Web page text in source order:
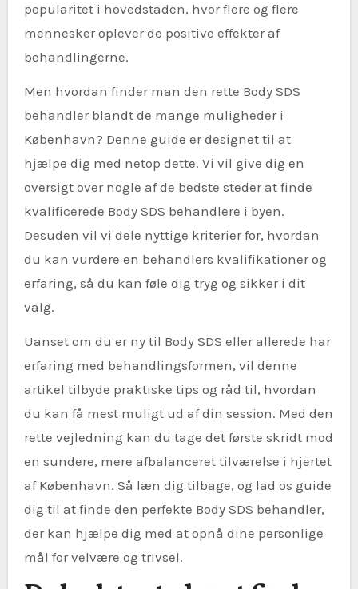
popularitet i hovedstaden, hvor flere og flere
mennesker oplever de positive effekter af
behandlingerne.
Men hvordan finder man den rette Body SDS
behandler blandt de mange muligheder i
København? Denne guide er designet til at
hjælpe dig med netop dette. Vi vil give dig en
oversigt over nogle af de bedste steder at finde
kvalificerede Body SDS behandlere i byen.
Desuden vil vi dele nyttige kriterier for, hvordan
du kan vurdere en behandlers kvalifikationer og
erfaring, så du kan føle dig tryg og sikker i dit
valg.
Uanset om du er ny til Body SDS eller allerede har
erfaring med behandlingsformen, vil denne
artikel tilbyde praktiske tips og råd til, hvordan
du kan få mest muligt ud af din session. Med den
rette vejledning kan du tage det første skridt mod
en sundere, mere afbalanceret tilværelse i hjertet
af København. Så læn dig tilbage, og lad os guide
dig til at finde den perfekte Body SDS behandler,
der kan hjælpe dig med at opnå dine personlige
mål for velvære og trivsel.